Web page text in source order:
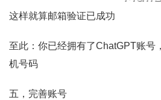
这样就算邮箱验证已成功
至此：你已经拥有了ChatGPT账号
机号码
五，完善账号